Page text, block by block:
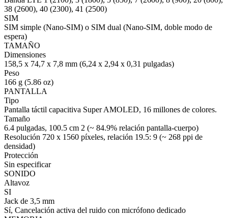
38 (2600), 40 (2300), 41 (2500)
SIM
SIM simple (Nano-SIM) o SIM dual (Nano-SIM, doble modo de
espera)
TAMAÑO
Dimensiones
158,5 x 74,7 x 7,8 mm (6,24 x 2,94 x 0,31 pulgadas)
Peso
166 g (5.86 oz)
PANTALLA
Tipo
Pantalla táctil capacitiva Super AMOLED, 16 millones de colores.
Tamaño
6.4 pulgadas, 100.5 cm 2 (~ 84.9% relación pantalla-cuerpo)
Resolución 720 x 1560 píxeles, relación 19.5: 9 (~ 268 ppi de
densidad)
Protección
Sin especificar
SONIDO
Altavoz
SI
Jack de 3,5 mm
Sí, Cancelación activa del ruido con micrófono dedicado